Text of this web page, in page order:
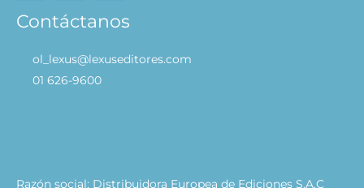
Contáctanos
ol_lexus@lexuseditores.com
01 626-9600
Razón social: Distribuidora Europea de Ediciones S.A.C